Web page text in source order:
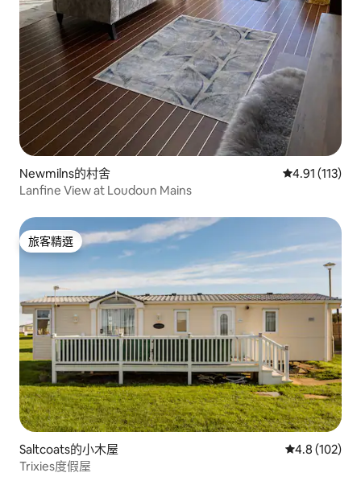
Newmilns的村舍 從 113 則評價
4.91 (113)
Lanfine View at Loudoun Mains
旅客精選
旅客精選
Saltcoats的小木屋 從 102 則評
4.8 (102)
Trixies度假屋